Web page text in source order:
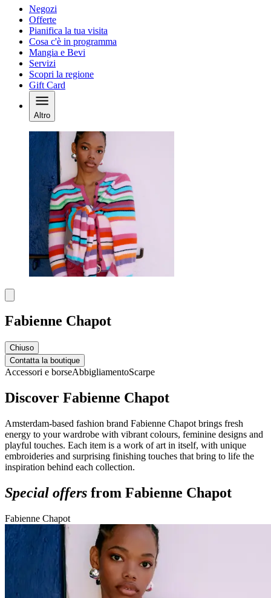
Negozi
Offerte
Pianifica la tua visita
Cosa c'è in programma
Mangia e Bevi
Servizi
Scopri la regione
Gift Card
Altro
Fabienne Chapot
Chiuso
Contatta la boutique
Accessori e borseAbbigliamentoScarpe
Discover Fabienne Chapot
Amsterdam-based fashion brand Fabienne Chapot brings fresh
energy to your wardrobe with vibrant colours, feminine designs and
playful touches. Each item is a work of art in itself, with unique
embroideries and surprising finishing touches that bring to life the
inspiration behind each collection.
Special offers from Fabienne Chapot
Fabienne Chapot